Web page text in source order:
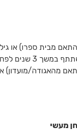
סיום הקורס תוענק לחניך שמלאו לו 16 שנים
• בעל רקע
מהאגודה/
מעשי